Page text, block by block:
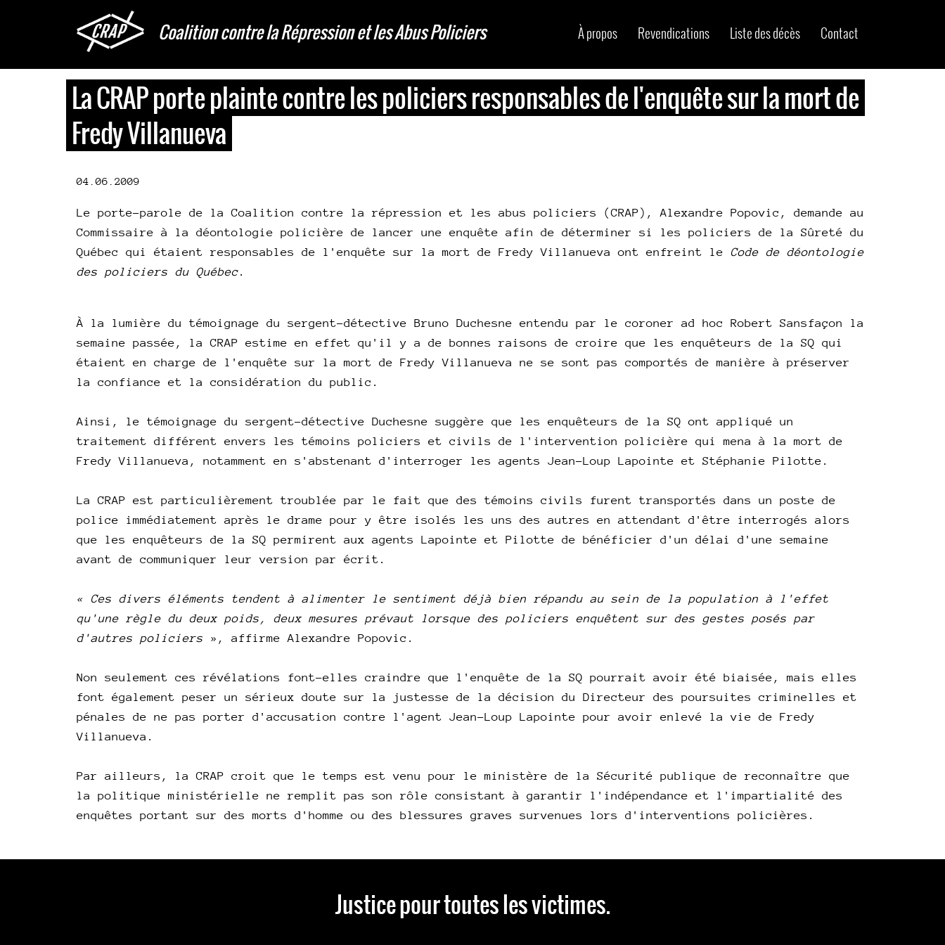
Coalition contre la Répression et les Abus Policiers À propos Revendications Liste des décès Contact
La CRAP porte plainte contre les policiers responsables de l'enquête sur la mort de
Fredy Villanueva
04.06.2009
Le porte-parole de la Coalition contre la répression et les abus policiers (CRAP), Alexandre Popovic, demande au
Commissaire à la déontologie policière de lancer une enquête afin de déterminer si les policiers de la Sûreté du
Québec qui étaient responsables de l'enquête sur la mort de Fredy Villanueva ont enfreint le Code de déontologie
des policiers du Québec.
À la lumière du témoignage du sergent-détective Bruno Duchesne entendu par le coroner ad hoc Robert Sansfaçon la
semaine passée, la CRAP estime en effet qu'il y a de bonnes raisons de croire que les enquêteurs de la SQ qui
étaient en charge de l'enquête sur la mort de Fredy Villanueva ne se sont pas comportés de manière à préserver
la confiance et la considération du public.
Ainsi, le témoignage du sergent-détective Duchesne suggère que les enquêteurs de la SQ ont appliqué un
traitement différent envers les témoins policiers et civils de l'intervention policière qui mena à la mort de
Fredy Villanueva, notamment en s'abstenant d'interroger les agents Jean-Loup Lapointe et Stéphanie Pilotte.
La CRAP est particulièrement troublée par le fait que des témoins civils furent transportés dans un poste de
police immédiatement après le drame pour y être isolés les uns des autres en attendant d'être interrogés alors
que les enquêteurs de la SQ permirent aux agents Lapointe et Pilotte de bénéficier d'un délai d'une semaine
avant de communiquer leur version par écrit.
« Ces divers éléments tendent à alimenter le sentiment déjà bien répandu au sein de la population à l'effet
qu'une règle du deux poids, deux mesures prévaut lorsque des policiers enquêtent sur des gestes posés par
d'autres policiers », affirme Alexandre Popovic.
Non seulement ces révélations font-elles craindre que l'enquête de la SQ pourrait avoir été biaisée, mais elles
font également peser un sérieux doute sur la justesse de la décision du Directeur des poursuites criminelles et
pénales de ne pas porter d'accusation contre l'agent Jean-Loup Lapointe pour avoir enlevé la vie de Fredy
Villanueva.
Par ailleurs, la CRAP croit que le temps est venu pour le ministère de la Sécurité publique de reconnaître que
la politique ministérielle ne remplit pas son rôle consistant à garantir l'indépendance et l'impartialité des
enquêtes portant sur des morts d'homme ou des blessures graves survenues lors d'interventions policières.
Justice pour toutes les victimes.